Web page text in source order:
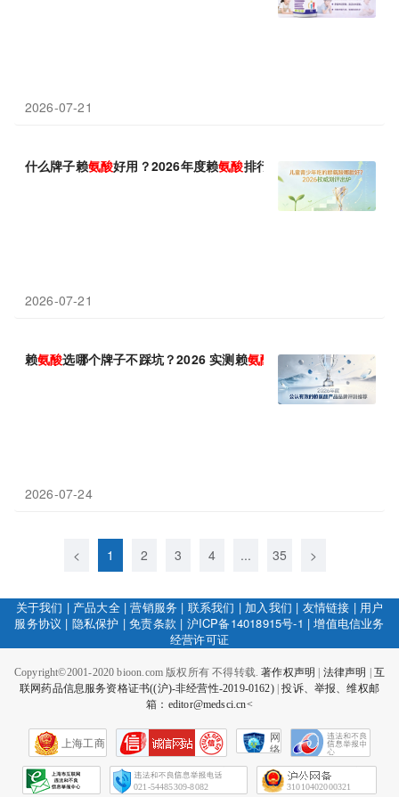
2026-07-21
什么牌子赖氨酸好用？2026年度赖氨酸排行榜发布！氨基丁酸款
2026-07-21
赖氨酸选哪个牌子不踩坑？2026 实测赖氨酸 前十品牌，助力长高
2026-07-24
< 1 2 3 4 ... 35 >
关于我们 | 产品大全|营销服务 | 联系我们 | 加入我们 | 友情链接 | 用户
服务协议 | 隐私保护 |免责条款 | 沪ICP备14018915号-1 |增值电信业务
经营许可证
Copyright©2001-2020 bioon.com 版权所有 不得转载.著作权声明 法律声明
互
联网药品信息服务资格证书((沪)-非经营性-2019-0162)|投诉、举报、维权邮
箱：editor@medsci.cn<
上海工商
网
络
会
征
021-54485309-8082 31010402000321